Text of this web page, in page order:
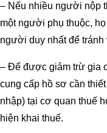
– Nếu nhiều người nộp
một người phụ thuộc,
người duy nhất để tránh
– Để được giảm trừ gia
cung cấp hồ sơ cần
nhập) tại cơ quan thuế
hiện khai thuế.